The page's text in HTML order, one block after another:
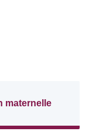
maternelle